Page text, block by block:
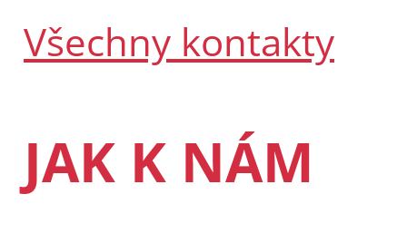
Všechny kontakty
JAK K NÁM